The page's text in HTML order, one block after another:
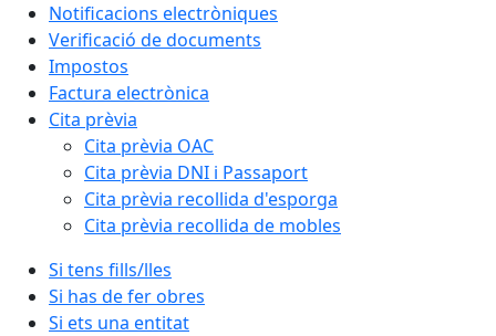
Notificacions electròniques
Verificació de documents
Impostos
Factura electrònica
Cita prèvia
Cita prèvia OAC
Cita prèvia DNI i Passaport
Cita prèvia recollida d'esporga
Cita prèvia recollida de mobles
Si tens fills/lles
Si has de fer obres
Si ets una entitat